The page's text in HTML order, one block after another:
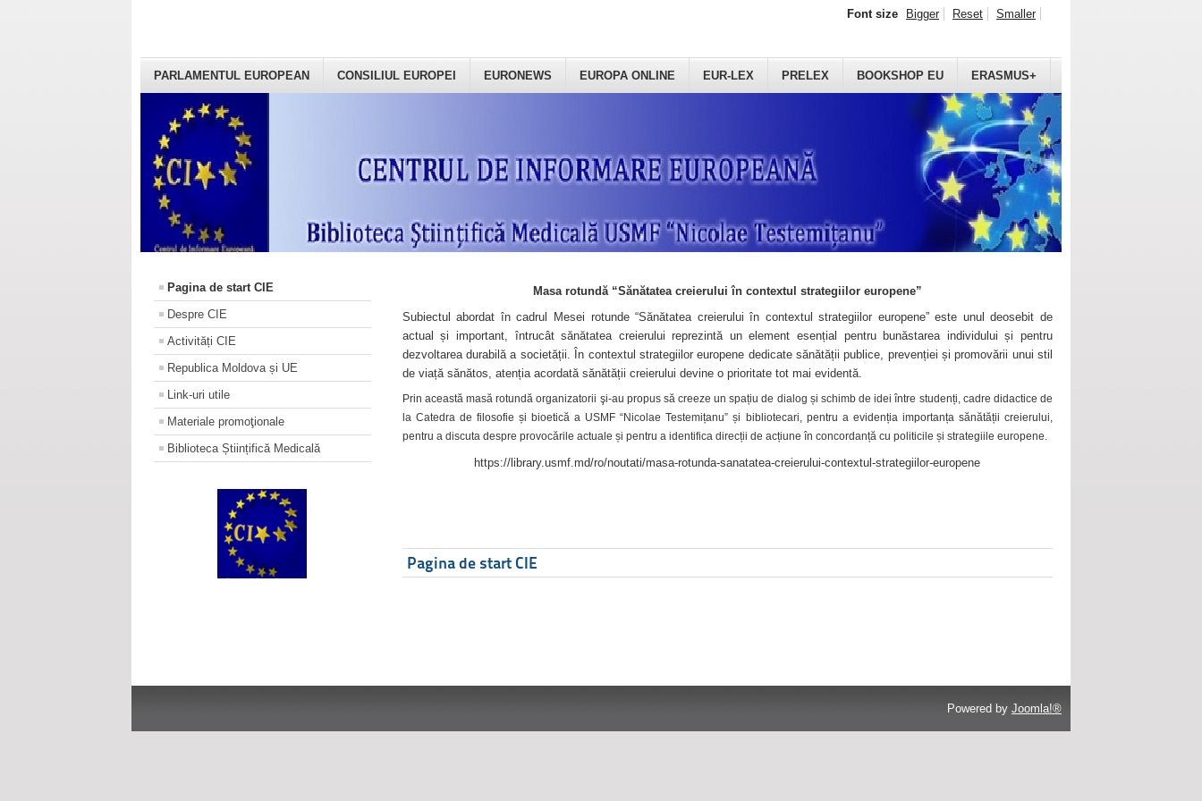
PARLAMENTUL EUROPEAN CONSILIUL EUROPEI EURONEWS EUROPA ONLINE EUR-LEX PRELEX BOOKSHOP EU ERASMUS+
Font size Bigger Reset Smaller
Pagina de start CIE
Despre CIE
Activități CIE
Republica Moldova și UE
Link-uri utile
Materiale promoţionale
Biblioteca Științifică Medicală
Masa rotundă “Sănătatea creierului în contextul strategiilor europene”
Subiectul abordat în cadrul Mesei rotunde “Sănătatea creierului în contextul strategiilor europene” este unul deosebit de
actual și important, întrucât sănătatea creierului reprezintă un element esențial pentru bunăstarea individului și pentru
dezvoltarea durabilă a societății. În contextul strategiilor europene dedicate sănătății publice, prevenției și promovării unui stil
de viață sănătos, atenția acordată sănătății creierului devine o prioritate tot mai evidentă.
Prin această masă rotundă organizatorii şi-au propus să creeze un spațiu de dialog și schimb de idei între studenți, cadre didactice de
la Catedra de filosofie și bioetică a USMF “Nicolae Testemițanu” și bibliotecari, pentru a evidenția importanța sănătății creierului,
pentru a discuta despre provocările actuale și pentru a identifica direcții de acțiune în concordanță cu politicile și strategiile europene.
https://library.usmf.md/ro/noutati/masa-rotunda-sanatatea-creierului-contextul-strategiilor-europene
Pagina de start CIE
Powered by Joomla!®